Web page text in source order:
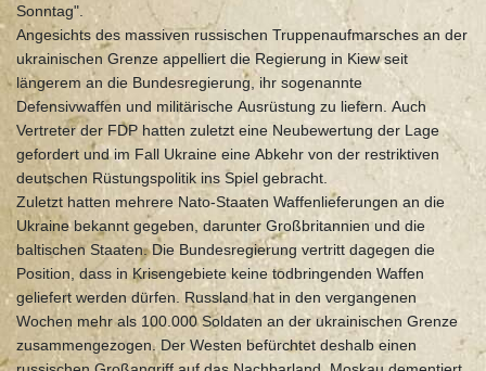
Sonntag".
Angesichts des massiven russischen Truppenaufmarsches an der
ukrainischen Grenze appelliert die Regierung in Kiew seit
längerem an die Bundesregierung, ihr sogenannte
Defensivwaffen und militärische Ausrüstung zu liefern. Auch
Vertreter der FDP hatten zuletzt eine Neubewertung der Lage
gefordert und im Fall Ukraine eine Abkehr von der restriktiven
deutschen Rüstungspolitik ins Spiel gebracht.
Zuletzt hatten mehrere Nato-Staaten Waffenlieferungen an die
Ukraine bekannt gegeben, darunter Großbritannien und die
baltischen Staaten. Die Bundesregierung vertritt dagegen die
Position, dass in Krisengebiete keine todbringenden Waffen
geliefert werden dürfen. Russland hat in den vergangenen
Wochen mehr als 100.000 Soldaten an der ukrainischen Grenze
zusammengezogen. Der Westen befürchtet deshalb einen